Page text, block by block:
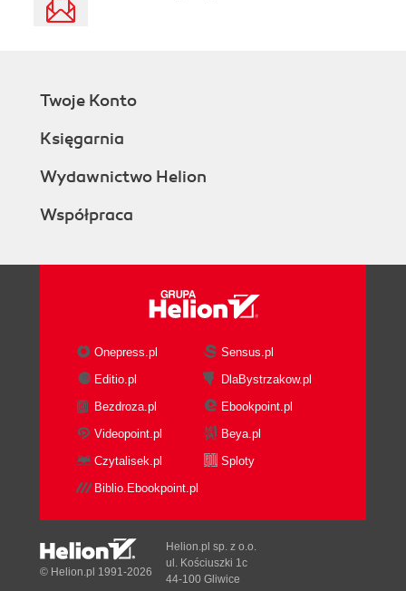
Twoje Konto
Księgarnia
Wydawnictwo Helion
Współpraca
Onepress.pl
Sensus.pl
Editio.pl
DlaBystrzakow.pl
Bezdroza.pl
Ebookpoint.pl
Videopoint.pl
Beya.pl
Czytalisek.pl
Sploty
Biblio.Ebookpoint.pl
© Helion.pl 1991-2026
Helion.pl sp. z o.o.
ul. Kościuszki 1c
44-100 Gliwice